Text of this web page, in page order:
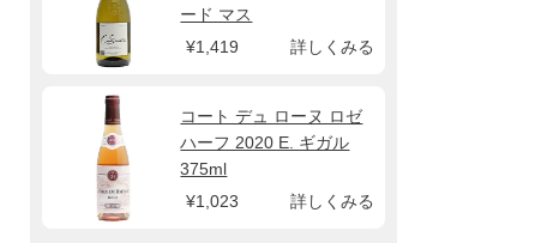
ード マス
¥1,419
詳しくみる
コート デュ ローヌ ロゼ
ハーフ 2020 E. ギガル
375ml
¥1,023
詳しくみる